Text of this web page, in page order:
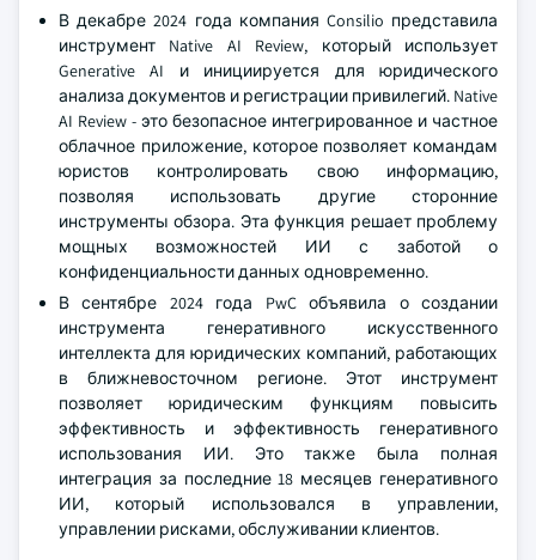
В декабре 2024 года компания Consilio представила
инструмент Native AI Review, который использует
Generative AI и инициируется для юридического
анализа документов и регистрации привилегий. Native
AI Review - это безопасное интегрированное и частное
облачное приложение, которое позволяет командам
юристов контролировать свою информацию,
позволяя использовать другие сторонние
инструменты обзора. Эта функция решает проблему
мощных возможностей ИИ с заботой о
конфиденциальности данных одновременно.
В сентябре 2024 года PwC объявила о создании
инструмента генеративного искусственного
интеллекта для юридических компаний, работающих
в ближневосточном регионе. Этот инструмент
позволяет юридическим функциям повысить
эффективность и эффективность генеративного
использования ИИ. Это также была полная
интеграция за последние 18 месяцев генеративного
ИИ, который использовался в управлении,
управлении рисками, обслуживании клиентов.